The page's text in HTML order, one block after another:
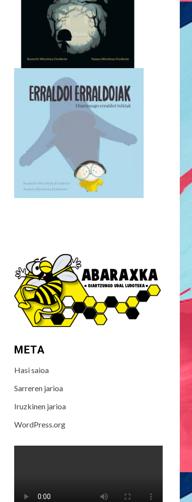
META
Hasi saioa
Sarreren jarioa
Iruzkinen jarioa
WordPress.org